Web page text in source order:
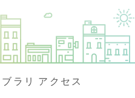
ラリ アクセス